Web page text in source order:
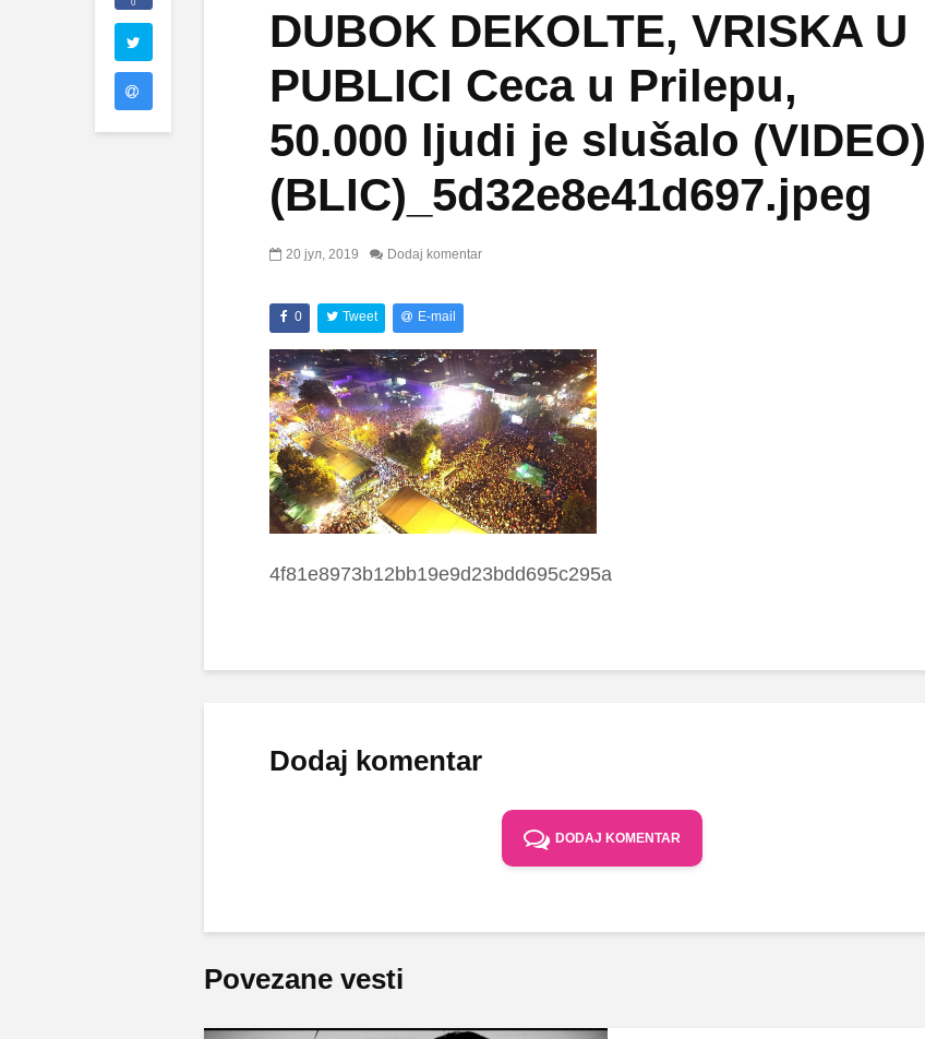
DUBOK DEKOLTE, VRISKA U
PUBLICI Ceca u Prilepu,
50.000 ljudi je slušalo (VIDEO)
(BLIC)_5d32e8e41d697.jpeg
20 јул, 2019 Dodaj komentar
0 Tweet E-mail
4f81e8973b12bb19e9d23bdd695c295a
Dodaj komentar
DODAJ KOMENTAR
Povezane vesti